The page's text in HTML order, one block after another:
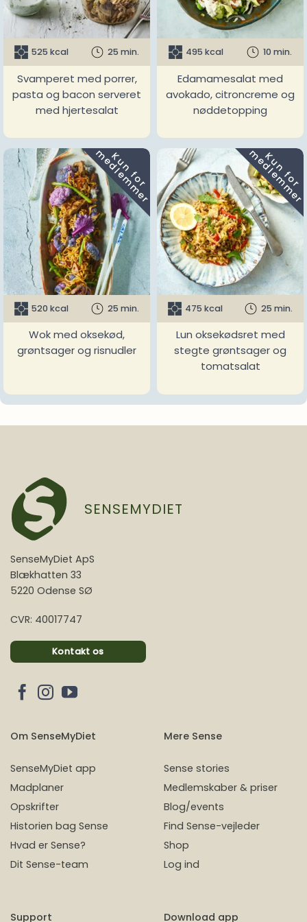
525 kcal 25 min.
Svamperet med porrer,
pasta og bacon serveret
med hjertesalat
495 kcal 10 min.
Edamamesalat med
avokado, citroncreme og
nøddetopping
K
u
n
f
o
r
m
e
d
l
e
m
m
e
r
520 kcal 25 min.
Wok med oksekød,
grøntsager og risnudler
K
u
n
f
o
r
m
e
d
l
e
m
m
e
r
475 kcal 25 min.
Lun oksekødsret med
stegte grøntsager og
tomatsalat
SENSEMYDIET
SenseMyDiet ApS
Blækhatten 33
5220 Odense SØ
CVR: 40017747
Kontakt os
Om SenseMyDiet
SenseMyDiet app
Madplaner
Opskrifter
Historien bag Sense
Hvad er Sense?
Dit Sense-team
Mere Sense
Sense stories
Medlemskaber & priser
Blog/events
Find Sense-vejleder
Shop
Log ind
Support Download app